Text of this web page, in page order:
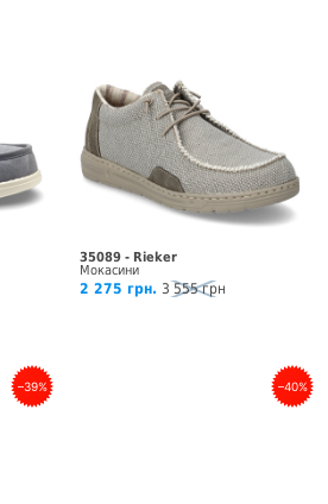
35089 - Rieker
Мокасини
2 275 грн. 3 555 грн
–39% –40%